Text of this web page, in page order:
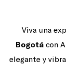
Viva una
Bogotácon
elegante y